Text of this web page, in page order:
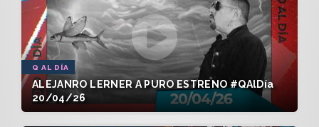
Q AL DÍA
ALEJANRO LERNER A PURO ESTRENO #QAlDía
20/04/26